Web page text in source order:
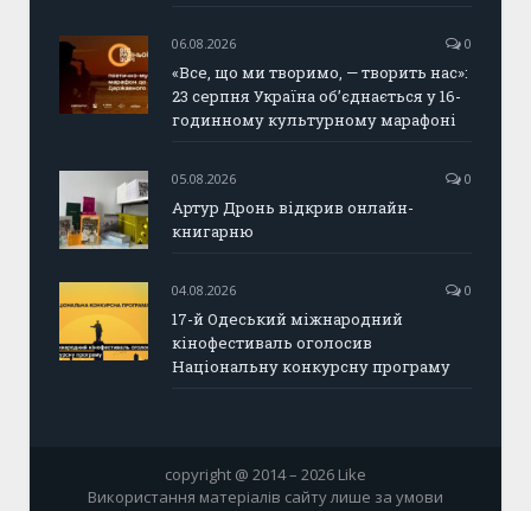
06.08.2026 0
«Все, що ми творимо, — творить нас»:
23 серпня Україна об’єднається у 16-
годинному культурному марафоні
05.08.2026 0
Артур Дронь відкрив онлайн-
книгарню
04.08.2026 0
17-й Одеський міжнародний
кінофестиваль оголосив
Національну конкурсну програму
copyright @ 2014 – 2026 Like
Використання матеріалів сайту лише за умови